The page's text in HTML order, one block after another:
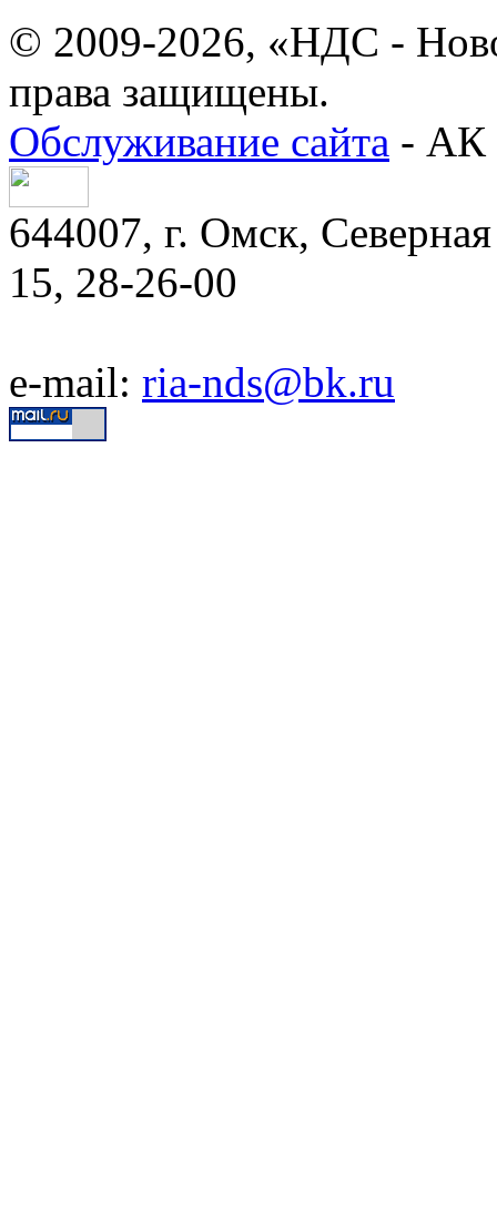
© 2009-2026, «НДС -
права защищены.
Обслуживание сайта - АК
644007, г. Омск,
15, 28-26-00
e-mail: ria-nds@bk.ru